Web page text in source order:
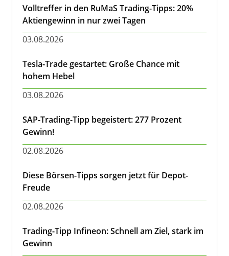
Volltreffer in den RuMaS Trading-Tipps: 20%
Aktiengewinn in nur zwei Tagen
03.08.2026
Tesla-Trade gestartet: Große Chance mit
hohem Hebel
03.08.2026
SAP-Trading-Tipp begeistert: 277 Prozent
Gewinn!
02.08.2026
Diese Börsen-Tipps sorgen jetzt für Depot-
Freude
02.08.2026
Trading-Tipp Infineon: Schnell am Ziel, stark im
Gewinn